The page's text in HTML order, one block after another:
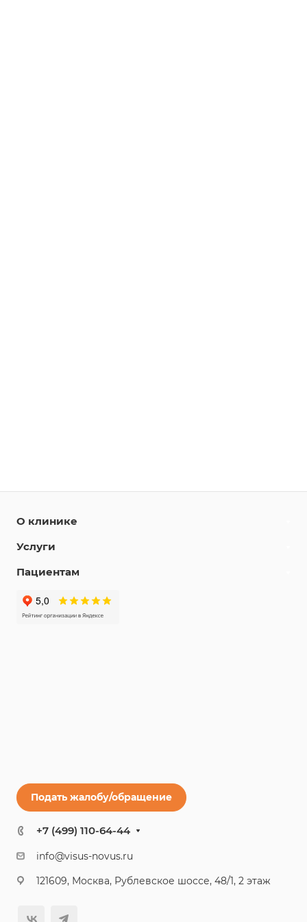
О клинике
Услуги
Пациентам
Подать жалобу/обращение
+7 (499) 110-64-44
info@visus-novus.ru
121609, Москва, Рублевское шоссе, 48/1, 2 этаж